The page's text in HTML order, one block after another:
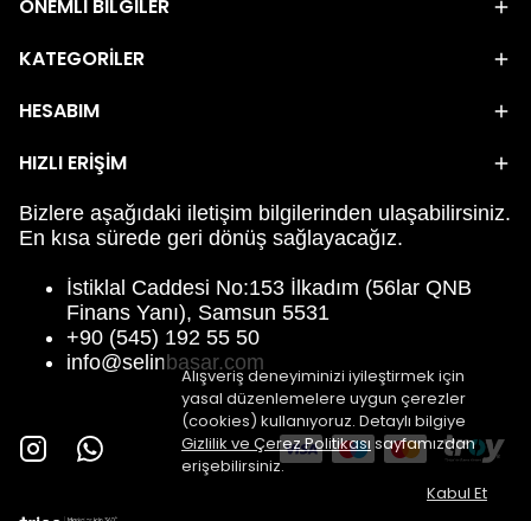
Alışveriş deneyiminizi iyileştirmek için
yasal düzenlemelere uygun çerezler
(cookies) kullanıyoruz. Detaylı bilgiye
Gizlilik ve Çerez Politikasısayfamızdan
erişebilirsiniz.
Kabul Et
ÖNEMLİ BİLGİLER
KATEGORİLER
HESABIM
HIZLI ERİŞİM
Bizlere aşağıdaki iletişim bilgilerinden ulaşabilirsiniz.
En kısa sürede geri dönüş sağlayacağız.
İstiklal Caddesi No:153 İlkadım (56lar QNB
Finans Yanı), Samsun 5531
+90 (545) 192 55 50
info@selinbasar.com